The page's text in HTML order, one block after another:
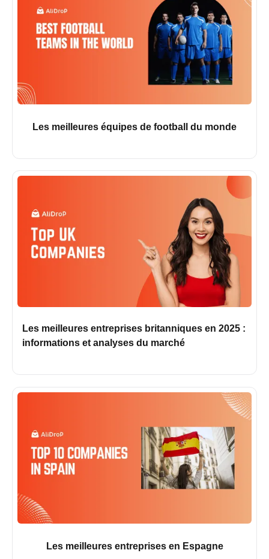
Les meilleures équipes de football du monde
Les meilleures entreprises britanniques en 2025 :
informations et analyses du marché
Les meilleures entreprises en Espagne